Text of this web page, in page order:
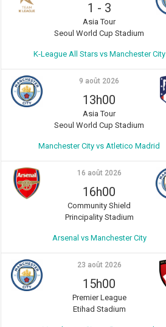
1 - 3
Asia Tour
Seoul World Cup Stadium
K-League All Stars vs Manchester City
9 août 2026
13h00
Asia Tour
Seoul World Cup Stadium
Manchester City vs Atletico Madrid
16 août 2026
16h00
Community Shield
Principality Stadium
Arsenal vs Manchester City
23 août 2026
15h00
Premier League
Etihad Stadium